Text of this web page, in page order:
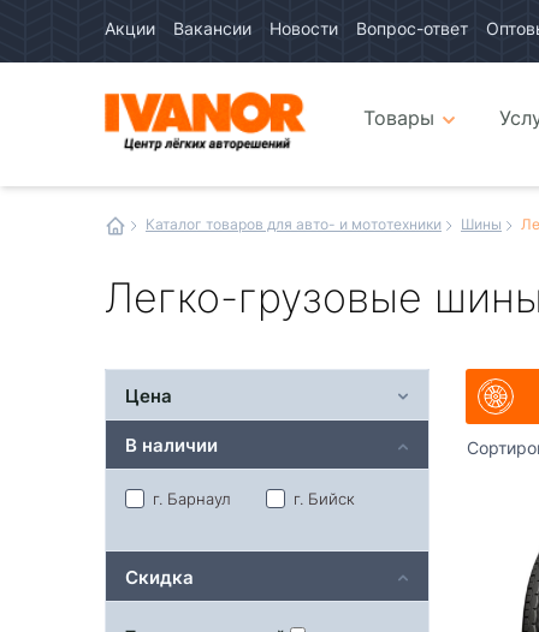
Акции Вакансии Новости Вопрос-ответ
интернетТовары
Каталог товаров для авто- и мототехники Шины
Легко-грузовые шины
Цена
В наличии
г. Барнаул г. Бийск
Скидка